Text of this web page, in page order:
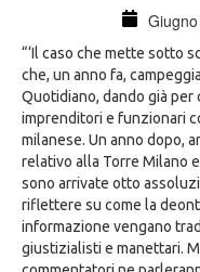
“‘Il caso che mette sotto
che, un anno fa,
Quotidiano, dando già
imprenditori e funzionari
milanese. Un anno dopo,
relativo alla Torre Milano
sono arrivate otto
riflettere su come la
informazione vengano
giustizialisti e manettari.